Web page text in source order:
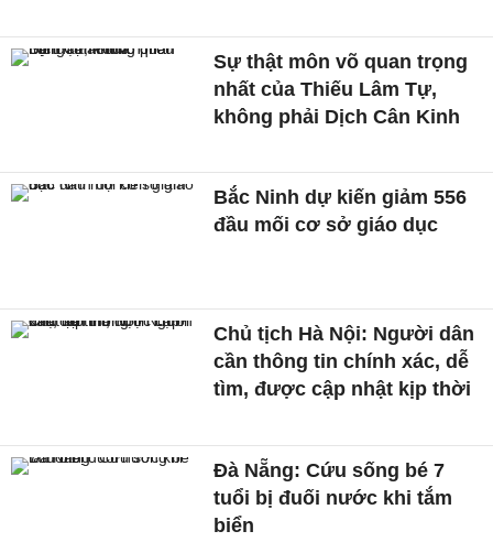
Sự thật môn võ quan trọng
nhất của Thiếu Lâm Tự,
không phải Dịch Cân Kinh
Bắc Ninh dự kiến giảm 556
đầu mối cơ sở giáo dục
Chủ tịch Hà Nội: Người dân
cần thông tin chính xác, dễ
tìm, được cập nhật kịp thời
Đà Nẵng: Cứu sống bé 7
tuổi bị đuối nước khi tắm
biển